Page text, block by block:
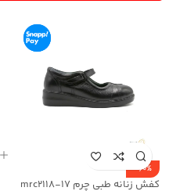
-60%
کفش زنانه طبی چرم mrc2118-17